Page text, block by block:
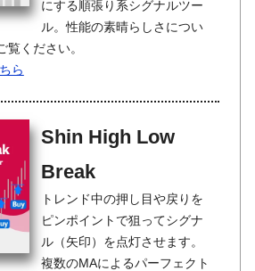
にする順張り系シグナルツー
ル。性能の素晴らしさについ
覧ください。
ら
Shin High Low
Break
トレンド中の押し目や戻りを
ピンポイントで狙ってシグナ
ル（矢印）を点灯させます。
複数のMAによるパーフェクト